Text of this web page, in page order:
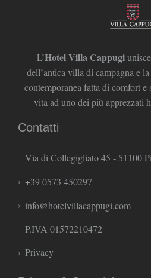
L’Hotel Villa Cappugi
dell’antica villa di campagna e
contemporanea fatta di comfort
vita ad uno dei più apprezzati
Contatti
Via di Collegigliato 45 - 51100
+39 0573 450297
info@hotelvillacappugi.com
P.IVA 01572210472
Privacy